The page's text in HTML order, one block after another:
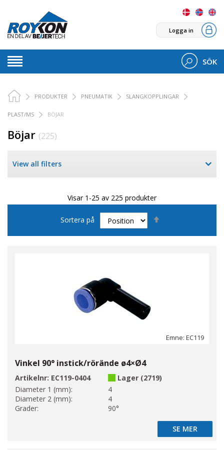
Logga in
SÖK
PRODUKTER PNEUMATIK SLANGKOPPLINGAR
PLAST/MS BÖJAR
Böjar (225)
View all filters
Visar 1-25 av 225 produkter
Sortera på
Emne: EC119
Vinkel 90° instick/rörände ø4×Ø4
Artikelnr: EC119-0404
Lager (2719)
Diameter 1 (mm):
4
Diameter 2 (mm):
4
Grader:
90°
SE MER
SE MER